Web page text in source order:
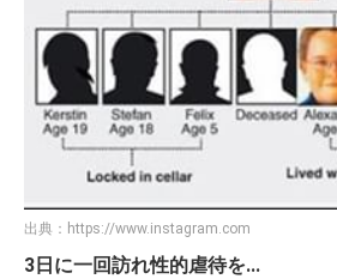
出典： https://www.instagram.com
3日に一回訪れ性的虐待を...